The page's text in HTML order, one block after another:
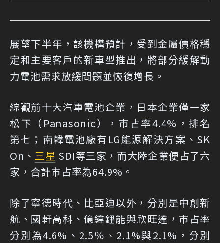
展望下半年，該機構預計，受到金屬價格穩
定和主要客戶的新車型推出，將部分緩解動
力電池需求放緩問題並恢復增長。
綜觀前十大汽車電池企業，日本企業僅一家
松下（Panasonic），市占率4.4%，排名
第七；南韓電池廠有LG能源解決方案、SK
On、 三星 SDI等三家，而大陸企業便占了六
家，合計市占率為64.9%。
除了寧德時代、比亞迪以外，分別是中創新
航、國軒高科、億緯鋰能與欣旺達，市占率
分別為4.6%、2.5％、2.1%與2.1%，分別